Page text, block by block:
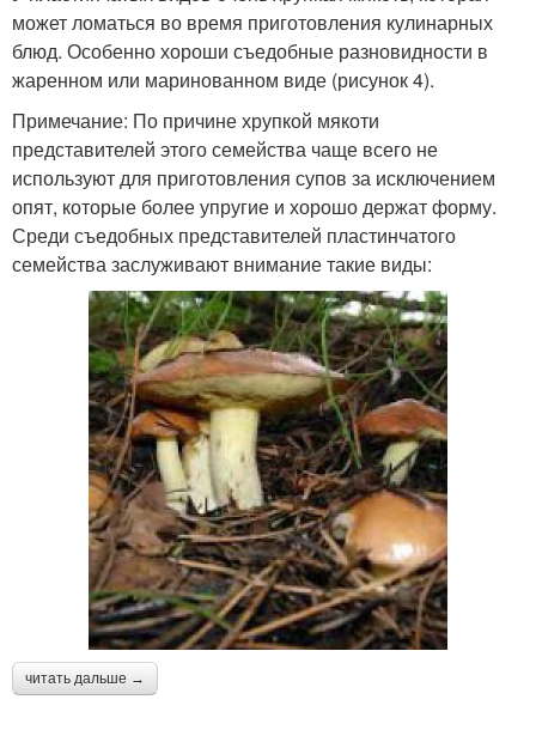
может ломаться во время приготовления кулинарных
блюд. Особенно хороши съедобные разновидности в
жаренном или маринованном виде (рисунок 4).
Примечание: По причине хрупкой мякоти
представителей этого семейства чаще всего не
используют для приготовления супов за исключением
опят, которые более упругие и хорошо держат форму.
Среди съедобных представителей пластинчатого
семейства заслуживают внимание такие виды:
читать дальше →